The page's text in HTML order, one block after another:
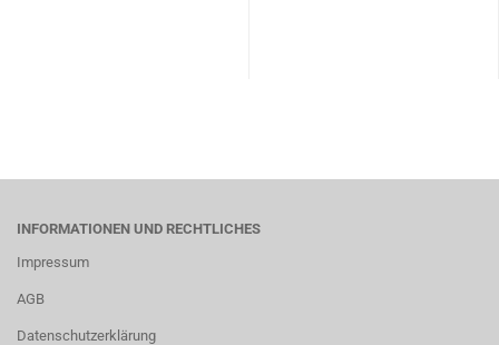
INFORMATIONEN UND RECHTLICHES
Impressum
AGB
Datenschutzerklärung